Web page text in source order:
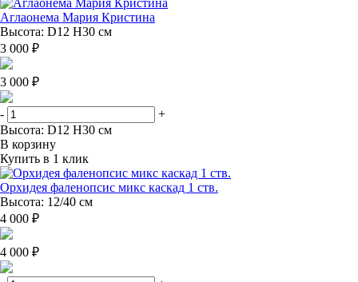
Аглаонема Мария Кристина
Высота: D12 H30 см
3 000 ₽
3 000 ₽
-
+
Высота: D12 H30 см
В корзину
Купить в 1 клик
Орхидея фаленопсис микс каскад 1 ств.
Высота: 12/40 см
4 000 ₽
4 000 ₽